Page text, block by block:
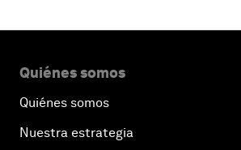
Quiénes somos
Quiénes somos
Nuestra estrategia